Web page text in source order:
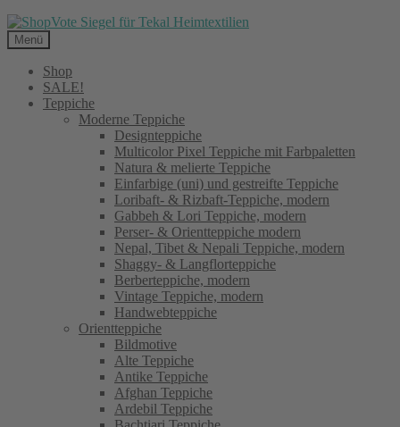
Menü
Shop
SALE!
Teppiche
Moderne Teppiche
Designteppiche
Multicolor Pixel Teppiche mit Farbpaletten
Natura & melierte Teppiche
Einfarbige (uni) und gestreifte Teppiche
Loribaft- & Rizbaft-Teppiche, modern
Gabbeh & Lori Teppiche, modern
Perser- & Orientteppiche modern
Nepal, Tibet & Nepali Teppiche, modern
Shaggy- & Langflorteppiche
Berberteppiche, modern
Vintage Teppiche, modern
Handwebteppiche
Orientteppiche
Bildmotive
Alte Teppiche
Antike Teppiche
Afghan Teppiche
Ardebil Teppiche